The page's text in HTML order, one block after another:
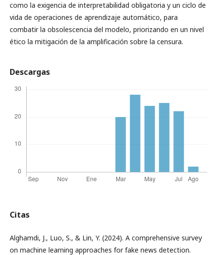
como la exigencia de interpretabilidad obligatoria y un ciclo de
vida de operaciones de aprendizaje automático, para
combatir la obsolescencia del modelo, priorizando en un nivel
ético la mitigación de la amplificación sobre la censura.
Descargas
Citas
Alghamdi, J., Luo, S., & Lin, Y. (2024). A comprehensive survey
on machine learning approaches for fake news detection.